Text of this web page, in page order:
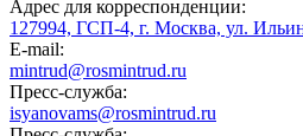
Адрес для корреспонденции:
127994, ГСП-4, г. Москва, ул.
E-mail:
mintrud@rosmintrud.ru
Пресс-служба:
isyanovams@rosmintrud.ru